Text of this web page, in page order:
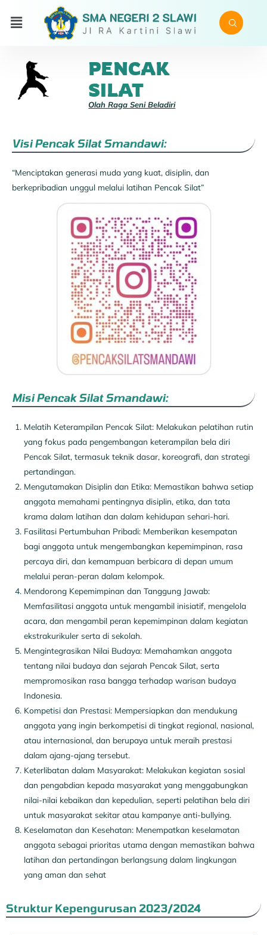
PENCAK
SILAT
Olah Raga Seni Beladiri
Visi Pencak Silat Smandawi:
“Menciptakan generasi muda yang kuat, disiplin, dan
berkepribadian unggul melalui latihan Pencak Silat”
Misi Pencak Silat Smandawi:
Melatih Keterampilan Pencak Silat: Melakukan pelatihan rutin
yang fokus pada pengembangan keterampilan bela diri
Pencak Silat, termasuk teknik dasar, koreografi, dan strategi
pertandingan.
Mengutamakan Disiplin dan Etika: Memastikan bahwa setiap
anggota memahami pentingnya disiplin, etika, dan tata
krama dalam latihan dan dalam kehidupan sehari-hari.
Fasilitasi Pertumbuhan Pribadi: Memberikan kesempatan
bagi anggota untuk mengembangkan kepemimpinan, rasa
percaya diri, dan kemampuan berbicara di depan umum
melalui peran-peran dalam kelompok.
Mendorong Kepemimpinan dan Tanggung Jawab:
Memfasilitasi anggota untuk mengambil inisiatif, mengelola
acara, dan mengambil peran kepemimpinan dalam kegiatan
ekstrakurikuler serta di sekolah.
Mengintegrasikan Nilai Budaya: Memahamkan anggota
tentang nilai budaya dan sejarah Pencak Silat, serta
mempromosikan rasa bangga terhadap warisan budaya
Indonesia.
Kompetisi dan Prestasi: Mempersiapkan dan mendukung
anggota yang ingin berkompetisi di tingkat regional, nasional,
atau internasional, dan berupaya untuk meraih prestasi
dalam ajang-ajang tersebut.
Keterlibatan dalam Masyarakat: Melakukan kegiatan sosial
dan pengabdian kepada masyarakat yang menggabungkan
nilai-nilai kebaikan dan kepedulian, seperti pelatihan bela diri
untuk masyarakat sekitar atau kampanye anti-bullying.
Keselamatan dan Kesehatan: Menempatkan keselamatan
anggota sebagai prioritas utama dengan memastikan bahwa
latihan dan pertandingan berlangsung dalam lingkungan
yang aman dan sehat
Struktur Kepengurusan 2023/2024